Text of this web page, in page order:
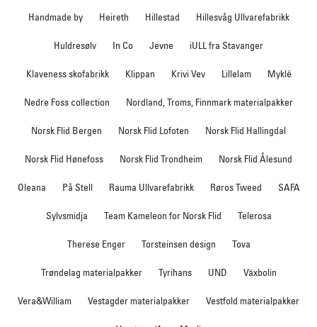
Handmade by Heireth Hillestad Hillesvåg Ullvarefabrikk
Huldresølv In Co Jevne iULL fra Stavanger
Klaveness skofabrikk Klippan Krivi Vev Lillelam Myklé
Nedre Foss collection Nordland, Troms, Finnmark materialpakker
Norsk Flid Bergen Norsk Flid Lofoten Norsk Flid Hallingdal
Norsk Flid Hønefoss Norsk Flid Trondheim Norsk Flid Ålesund
Oleana På Stell Rauma Ullvarefabrikk Røros Tweed SAFA
Sylvsmidja Team Kameleon for Norsk Flid Telerosa
Therese Enger Torsteinsen design Tova
Trøndelag materialpakker Tyrihans UND Växbolin
Vera&William Vestagder materialpakker Vestfold materialpakker